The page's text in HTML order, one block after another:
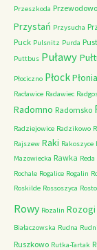
Przeszkoda Przewodowo
Przystań Przysucha
Puck Pulsnitz Purda
Puttbus Puławy
Płociczno Płock
Racławice Radawiec
Radomno Radomsko
Radziejowice Radzikowo
Rajszew Raki Rakoszyce
Mazowiecka Rawka Reda
Rochale Rogalice Rogalin
Roskilde Rossoszyca
Rowy Rozalin Rozogi
Białaczowska Rudna
Ruszkowo Rutka-Tartak